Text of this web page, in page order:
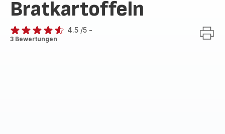
Bratkartoffeln
ratings.4.5
4.5 /5 -
3 Bewertungen